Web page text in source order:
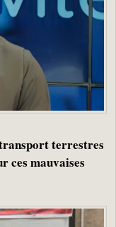
terrestres
ces mauvaises